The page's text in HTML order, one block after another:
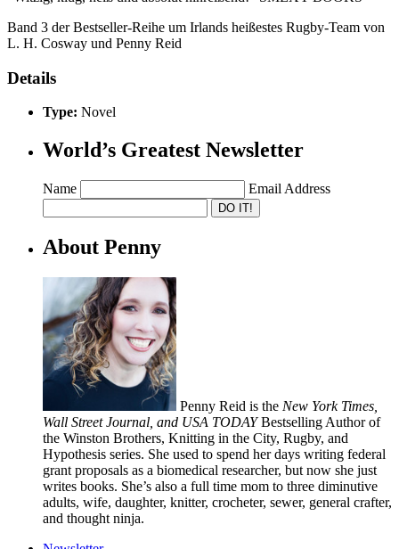
Band 3 der Bestseller-Reihe um Irlands heißestes Rugby-Team von
L. H. Cosway und Penny Reid
Details
Type: Novel
World’s Greatest Newsletter
Name Email Address
About Penny
Penny Reid is the New York Times,
Wall Street Journal, and USA TODAYBestselling Author of
the Winston Brothers, Knitting in the City, Rugby, and
Hypothesis series. She used to spend her days writing federal
grant proposals as a biomedical researcher, but now she just
writes books. She’s also a full time mom to three diminutive
adults, wife, daughter, knitter, crocheter, sewer, general crafter,
and thought ninja.